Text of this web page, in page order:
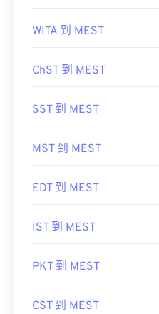
WITA 到 MEST
ChST 到 MEST
SST 到 MEST
MST 到 MEST
EDT 到 MEST
IST 到 MEST
PKT 到 MEST
CST 到 MEST